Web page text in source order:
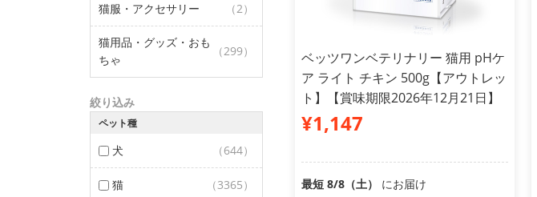
猫服・アクセサリー （2）
猫用品・グッズ・おも
ちゃ
（299）
絞り込み
ペット種
犬 （644）
猫 （3365）
ベッツワンベテリナリー 猫用 pHケ
ア ライト チキン 500g【アウトレッ
ト】【賞味期限2026年12月21日】
¥1,147
最短 8/8（土） にお届け